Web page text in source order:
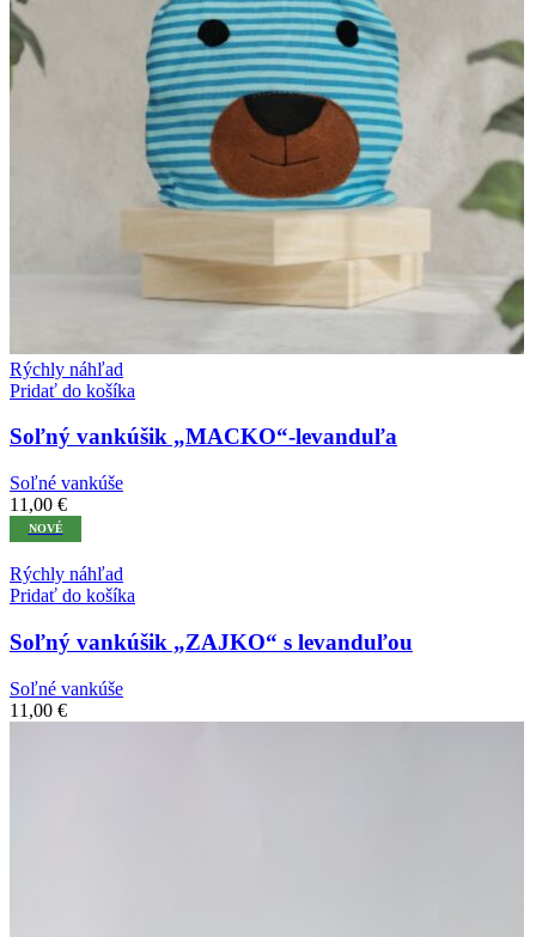
Rýchly náhľad
Pridať do košíka
Soľný vankúšik „MACKO“-levanduľa
Soľné vankúše
11,00 €
NOVÉ
Rýchly náhľad
Pridať do košíka
Soľný vankúšik „ZAJKO“ s levanduľou
Soľné vankúše
11,00 €